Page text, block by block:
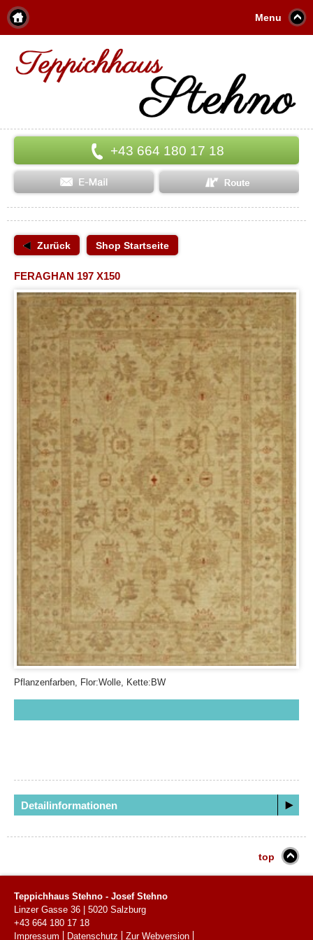
Menu
+43 664 180 17 18
Zurück Shop Startseite
FERAGHAN 197 X150
Pflanzenfarben, Flor:Wolle, Kette:BW
Detailinformationen
top
Teppichhaus Stehno - Josef Stehno
Linzer Gasse 36
5020 Salzburg
+43 664 180 17 18
Impressum
Datenschutz Zur Webversion